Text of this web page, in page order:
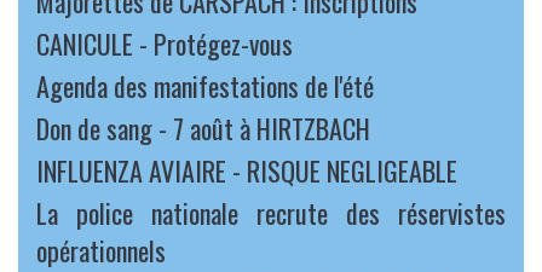
CANICULE - Protégez-vous
Agenda des manifestations de l'été
Don de sang - 7 août à HIRTZBACH
INFLUENZA AVIAIRE - RISQUE NEGLIGEABLE
La police nationale recrute des réservistes
opérationnels